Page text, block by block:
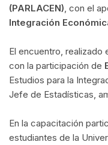
(PARLACEN) , con el
Integración
El encuentro,
con la participación de
Estudios para la
Jefe de Estadísticas,
En la capacitación
estudiantes de la